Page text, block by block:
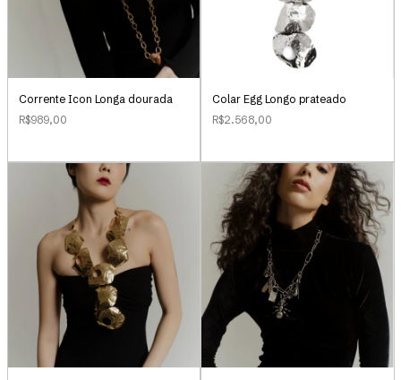
Corrente Icon Longa dourada
R$989,00
Colar Egg Longo prateado
R$2.568,00